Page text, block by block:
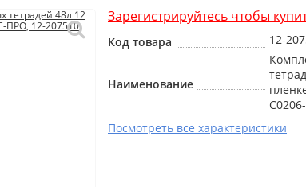
Зарегистрируйтесь чтобы
Код товара 12-
Наименование
Посмотреть все характеристики